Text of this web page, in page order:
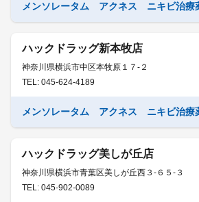
メンソレータム アクネス ニキビ治療
ハックドラッグ新本牧店
神奈川県横浜市中区本牧原１７-２
TEL: 045-624-4189
メンソレータム アクネス ニキビ治療
ハックドラッグ美しが丘店
神奈川県横浜市青葉区美しが丘西３-６５-３
TEL: 045-902-0089